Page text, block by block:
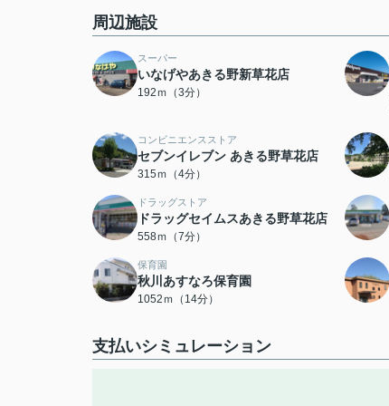
周辺施設
スーパー
いなげやあきる野新草花店
192ｍ（3分）
コンビニエンスストア
セブンイレブン あきる野草花店
315ｍ（4分）
ドラッグストア
ドラッグセイムスあきる野草花店
558ｍ（7分）
保育園
秋川あすなろ保育園
1052ｍ（14分）
支払いシミュレーション